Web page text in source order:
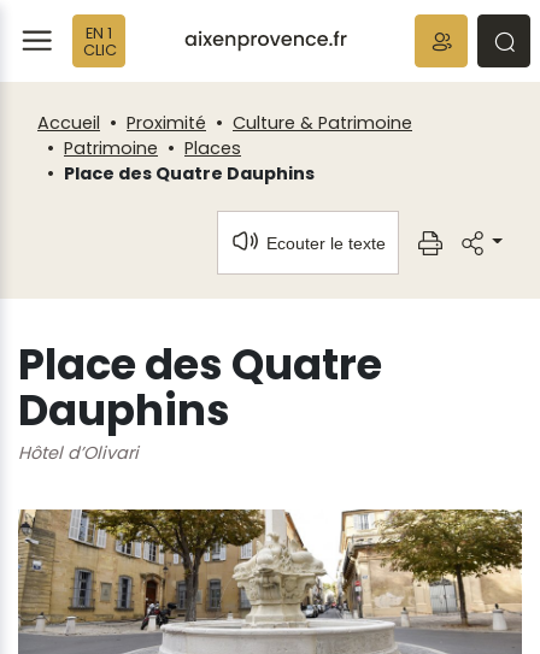
EN 1
CLIC
Accueil Proximité
Culture & Patrimoine
Patrimoine
Places
Place des Quatre Dauphins
Ecouter le texte
Place des Quatre
Dauphins
Hôtel d’Olivari
Fenêtre
de
chat
Panneau de gestion des cookies